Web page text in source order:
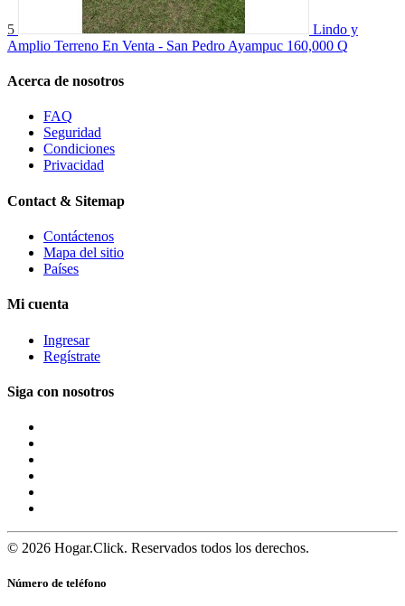
5
Lindo y
Amplio Terreno En Venta - San Pedro Ayampuc 160,000 Q
Acerca de nosotros
FAQ
Seguridad
Condiciones
Privacidad
Contact & Sitemap
Contáctenos
Mapa del sitio
Países
Mi cuenta
Ingresar
Regístrate
Siga con nosotros
© 2026 Hogar.Click. Reservados todos los derechos.
Número de teléfono